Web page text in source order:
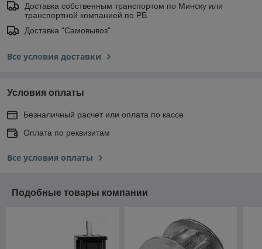
Доставка собственным транспортом по Минску или
транспортной компанией по РБ.
Доставка "Самовывоз"
Все условия доставки
Условия оплаты
Безналичный расчет или оплата по кассе
Оплата по реквизитам
Все условия оплаты
Подобные товары компании